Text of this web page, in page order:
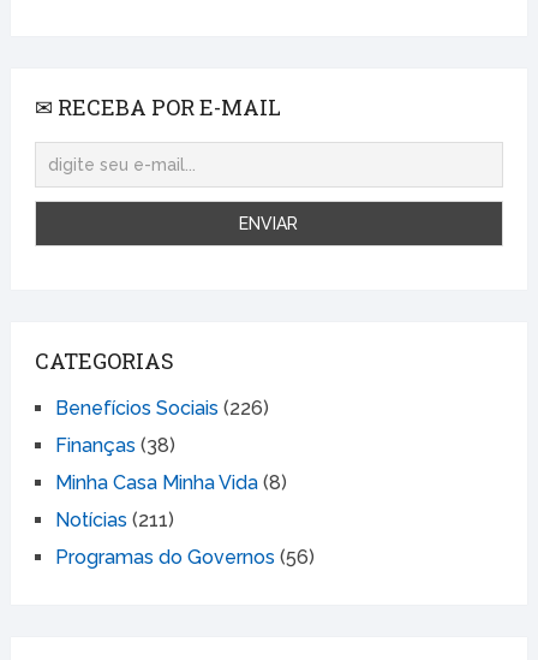
✉ RECEBA POR E-MAIL
CATEGORIAS
Benefícios Sociais (226)
Finanças (38)
Minha Casa Minha Vida(8)
Notícias (211)
Programas do Governos (56)